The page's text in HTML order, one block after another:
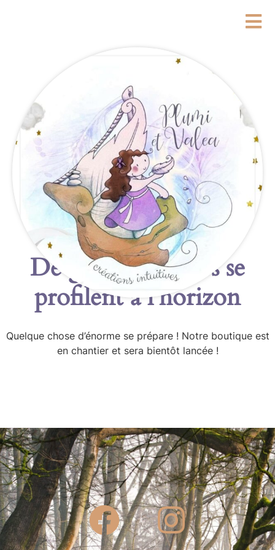
De grandes choses se
profilent à l’horizon
Quelque chose d’énorme se prépare ! Notre boutique est
en chantier et sera bientôt lancée !